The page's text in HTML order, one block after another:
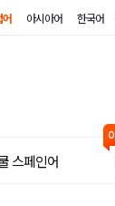
어 아시아어 한국어
스페인어